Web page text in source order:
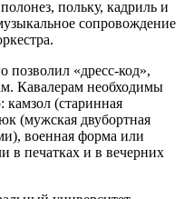
польку, кадриль и
сопровождение
позволил «дресс-код»,
Кавалерам необходимы
(старинная
(мужская двубортная
военная форма или
в печатках и в вечерних